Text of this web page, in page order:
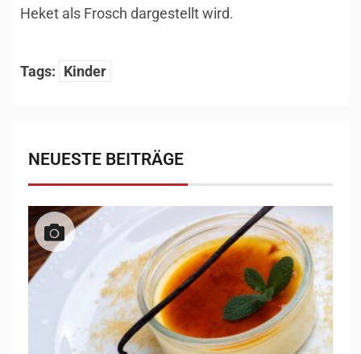
Heket als Frosch dargestellt wird.
Tags: Kinder
NEUESTE BEITRÄGE